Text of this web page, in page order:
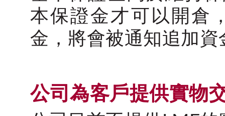
本保證金才可以開倉
金，將會被通知追加資
公司為客戶提供實物